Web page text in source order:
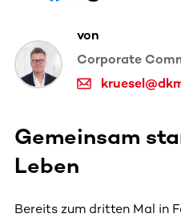
von
Corporate
Gemeinsam
Leben
Bereits zum dritten Mal in